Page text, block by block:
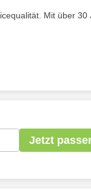
Mit über
Jetzt